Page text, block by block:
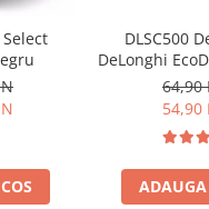
DLSC500
DeLonghi
64,90
54,90